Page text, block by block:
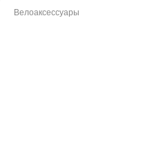
Велоаксессуары